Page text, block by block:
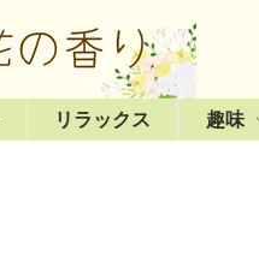
リラックス 趣味